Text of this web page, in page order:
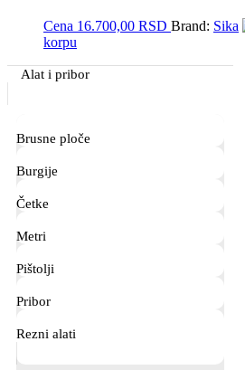
Cena 16.700,00 RSD Brand: Sika
korpu
Primary
Sidebar
Alat i pribor
Brusne ploče
Burgije
Četke
Metri
Pištolji
Pribor
Rezni alati